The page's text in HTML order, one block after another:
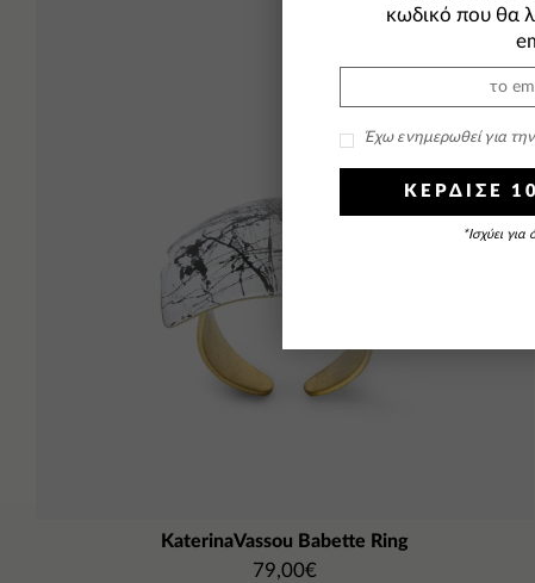
KaterinaVassou Babette Ring
79,00€
κωδικό που θα
Έχω ενημερωθεί για
ΚΕΡΔΙΣΕ
*Ισχύει